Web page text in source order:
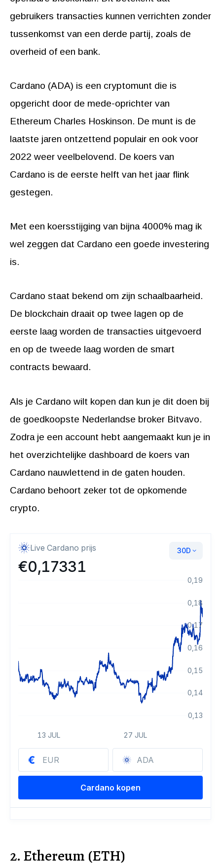
gebruikers transacties kunnen verrichten zonder
tussenkomst van een derde partij, zoals de
overheid of een bank.
Cardano (ADA) is een cryptomunt die is
opgericht door de mede-oprichter van
Ethereum Charles Hoskinson. De munt is de
laatste jaren ontzettend populair en ook voor
2022 weer veelbelovend. De koers van
Cardano is de eerste helft van het jaar flink
gestegen.
Met een koersstijging van bijna 4000% mag ik
wel zeggen dat Cardano een goede investering
is.
Cardano staat bekend om zijn schaalbaarheid.
De blockchain draait op twee lagen op de
eerste laag worden de transacties uitgevoerd
en op de tweede laag worden de smart
contracts bewaard.
Als je Cardano wilt kopen dan kun je dit doen bij
de goedkoopste Nederlandse broker Bitvavo.
Zodra je een account hebt aangemaakt kun je in
het overzichtelijke dashboard de koers van
Cardano nauwlettend in de gaten houden.
Cardano behoort zeker tot de opkomende
crypto.
2. Ethereum (ETH)